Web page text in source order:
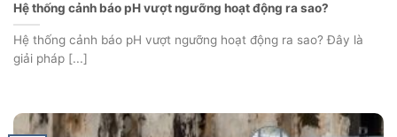
Hệ thống cảnh báo pH vượt ngưỡng hoạt động ra sao?
Hệ thống cảnh báo pH vượt ngưỡng hoạt động ra sao? Đây là
giải pháp [...]